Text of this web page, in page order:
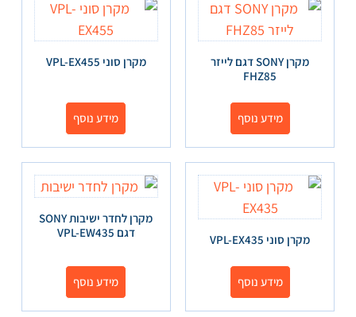
מקרן SONY דגם לייזר
FHZ85
מידע נוסף
מקרן סוני VPL-EX455
מידע נוסף
מקרן סוני VPL-EX435
מידע נוסף
מקרן לחדר ישיבות SONY
דגם VPL-EW435
מידע נוסף